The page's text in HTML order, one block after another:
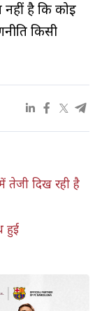
नहीं है कि कोई
किसी
तेजी दिख रही है
हुई